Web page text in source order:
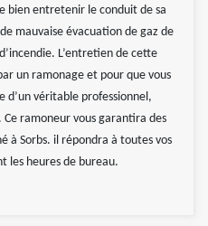
bien entretenir le conduit de sa
mauvaise évacuation de gaz de
L’entretien de cette
un ramonage et pour que vous
d’un véritable professionnel,
Ce ramoneur vous garantira des
à Sorbs. il répondra à toutes vos
les heures de bureau.